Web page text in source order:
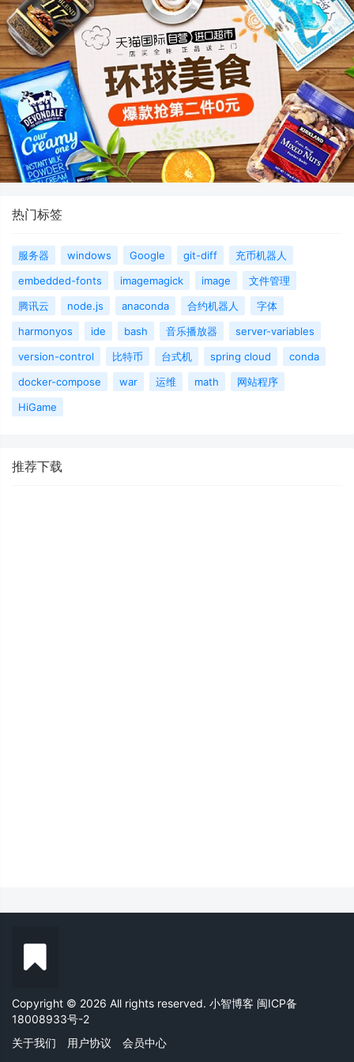
热门标签
服务器 windows Google git-diff
充币机器人
embedded-fonts
imagemagick image
文件管理
腾讯云
node.js anaconda 合约机器人
字体
harmonyos
ide bash 音乐播放器
server-variables
version-control
比特币 台式机 spring cloud
conda
docker-compose
war 运维 math
网站程序
HiGame
推荐下载
Copyright © 2026 All rights reserved. 小智博客 闽ICP备
18008933号-2
关于我们
用户协议 会员中心